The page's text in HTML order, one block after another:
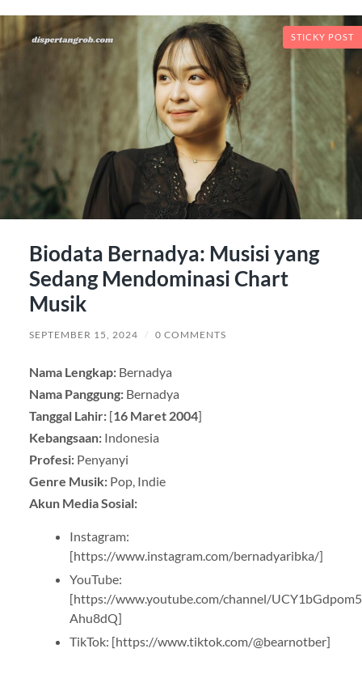
STICKY POST
Biodata Bernadya: Musisi yang
Sedang Mendominasi Chart
Musik
SEPTEMBER 15, 2024 / 0 COMMENTS
Nama Lengkap:Bernadya
Nama Panggung:Bernadya
Tanggal Lahir:[16 Maret 2004]
Kebangsaan:Indonesia
Profesi:Penyanyi
Genre Musik:Pop, Indie
Akun Media Sosial:
Instagram:
[https://www.instagram.com/bernadyaribka/]
YouTube:
[https://www.youtube.com/channel/
Ahu8dQ]
TikTok: [https://www.tiktok.com/@bearnotber]